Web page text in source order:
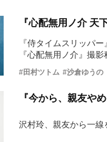
『心配無用ノ介 天
『侍タイムスリッパ
『心配無用ノ介』撮影
#田村ツトム #沙倉ゆうの
『今から、親友や
沢村玲、親友から一